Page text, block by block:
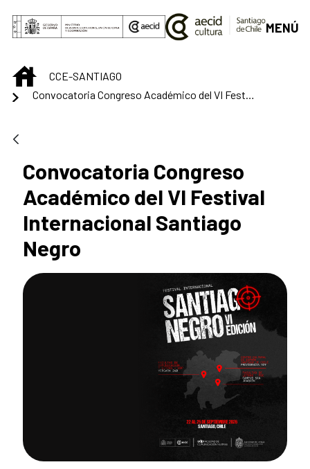
Saut au contenu principal
MENÚ
INICIOCCE-SANTIAGO
Convocatoria Congreso
Académico del VI Festival
Internacional Santiago
Negro